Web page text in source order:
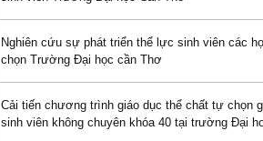
Nghiên cứu sự phát triển thể lực sinh viên các
chọn Trường Đại học cần Thơ
Cải tiến chương trình giáo dục thể chất tự chọn
sinh viên không chuyên khóa 40 tại trường Đại